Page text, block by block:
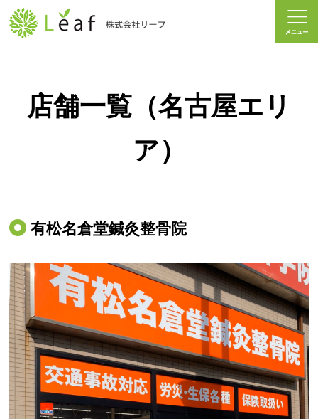
店舗一覧（名古屋エリ
ア）
有松名倉堂鍼灸整骨院